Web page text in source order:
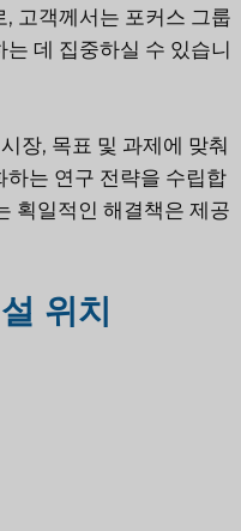
고객께서는 포커스 그룹
데 집중하실 수 있습니
장, 목표 및 과제에 맞춰
하는 연구 전략을 수립합
획일적인 해결책은 제공
위치